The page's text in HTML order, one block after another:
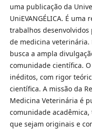
uma publicação da
UniEVANGÉLICA. É
trabalhos desenvolvidos
de medicina veterinária.
busca a ampla
comunidade científica.
inéditos, com rigor
científica. A missão da
Medicina Veterinária é
comunidade
que sejam originais e